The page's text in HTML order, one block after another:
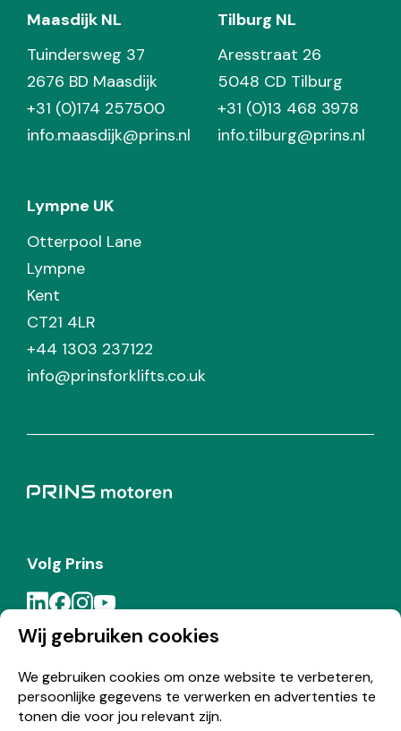
Wij gebruiken cookies
We gebruiken cookies om onze website te verbeteren,
persoonlijke gegevens te verwerken en advertenties te
tonen die voor jou relevant zijn.
Maasdijk NL
Tuindersweg 37
2676 BD Maasdijk
+31 (0)174 257500
info.maasdijk@prins.nl
Tilburg NL
Aresstraat 26
5048 CD Tilburg
+31 (0)13 468 3978
info.tilburg@prins.nl
Lympne UK
Otterpool Lane
Lympne
Kent
CT21 4LR
+44 1303 237122
info@prinsforklifts.co.uk
Volg Prins
Meld je aan voor de Prins nieuwsbrief